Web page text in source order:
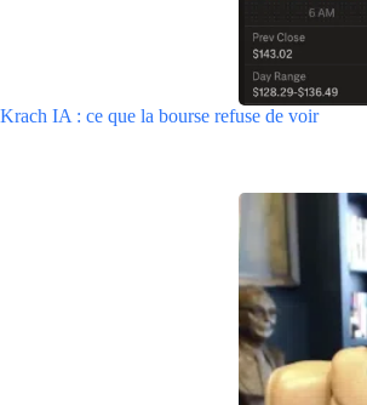
Krach IA : ce que la bourse refuse de voir